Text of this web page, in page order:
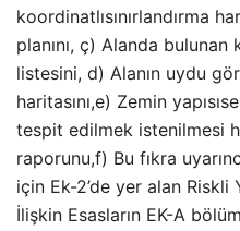
koordinatlısınırlandırma
planını, ç) Alanda bulunan
listesini, d) Alanın uydu
haritasını,e) Zemin
tespit edilmek istenilmesi
raporunu,f) Bu fıkra
için Ek-2’de yer alan Riskli
İlişkin Esasların EK-A